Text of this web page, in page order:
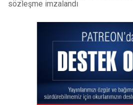
sözleşme imzalandı